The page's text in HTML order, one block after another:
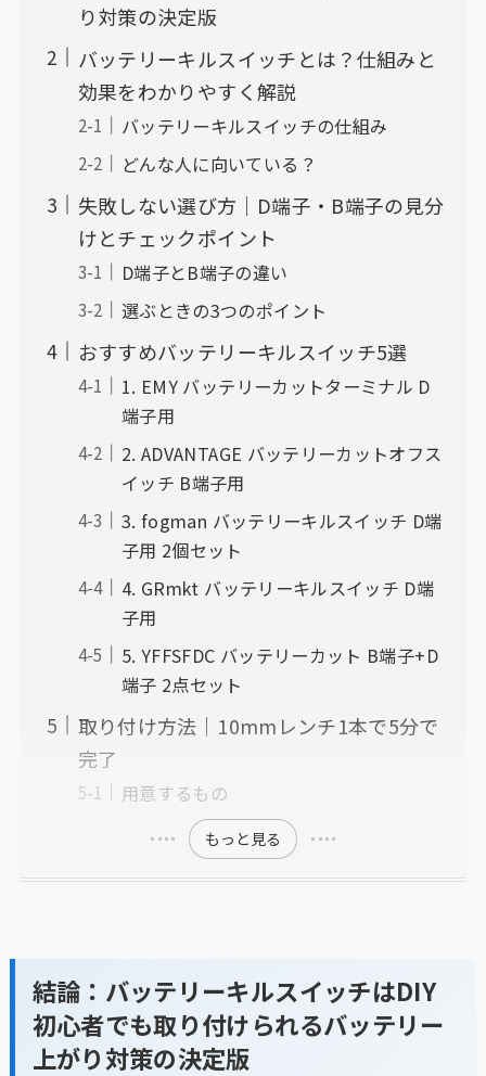
り対策の決定版
バッテリーキルスイッチとは？仕組みと
効果をわかりやすく解説
バッテリーキルスイッチの仕組み
どんな人に向いている？
失敗しない選び方｜D端子・B端子の見分
けとチェックポイント
D端子とB端子の違い
選ぶときの3つのポイント
おすすめバッテリーキルスイッチ5選
1. EMY バッテリーカットターミナル D
端子用
2. ADVANTAGE バッテリーカットオフス
イッチ B端子用
3. fogman バッテリーキルスイッチ D端
子用 2個セット
4. GRmkt バッテリーキルスイッチ D端
子用
5. YFFSFDC バッテリーカット B端子+D
端子 2点セット
取り付け方法｜10mmレンチ1本で5分で
完了
用意するもの
もっと見る
結論：バッテリーキルスイッチはDIY
初心者でも取り付けられるバッテリー
上がり対策の決定版